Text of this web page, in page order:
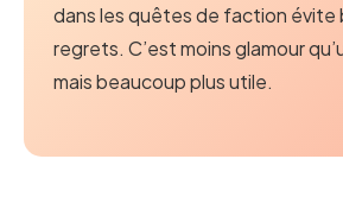
dans les quêtes de faction évite
regrets. C’est moins glamour
mais beaucoup plus utile.